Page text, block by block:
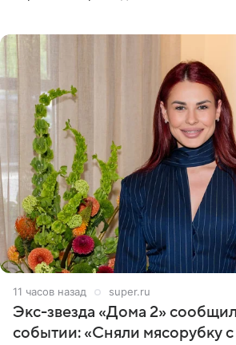
11 часов назад super.ru
Экс-звезда «Дома 2»
событии: «Сняли мясорубку с